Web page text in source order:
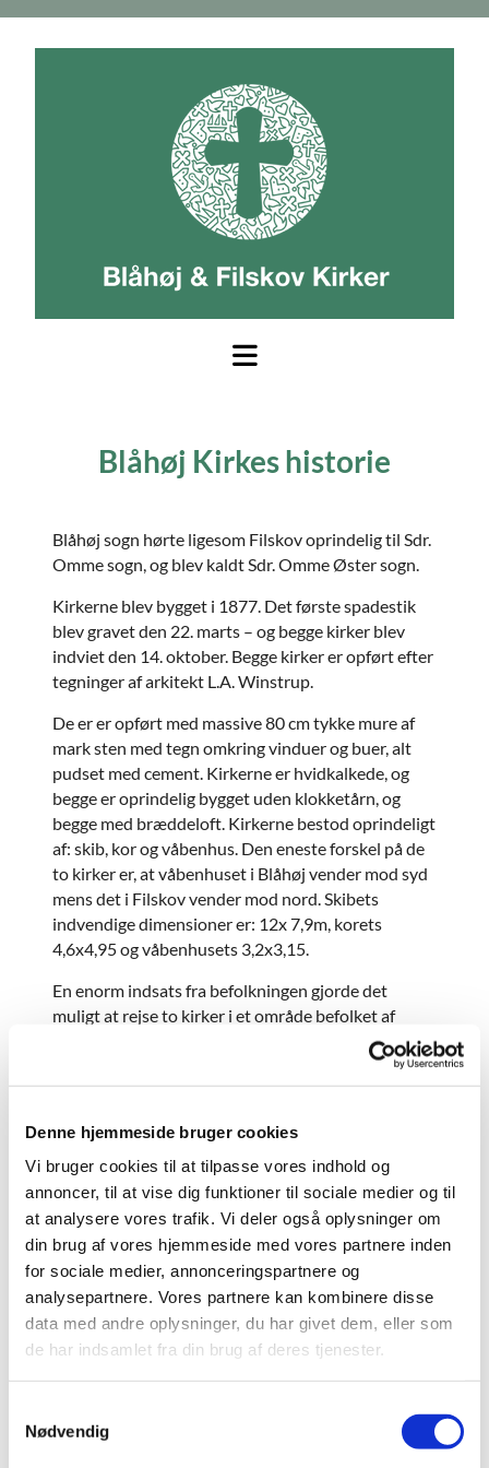
Denne hjemmeside bruger cookies
Vi bruger cookies til at tilpasse vores indhold og
annoncer, til at vise dig funktioner til sociale medier og til
at analysere vores trafik. Vi deler også oplysninger om
din brug af vores hjemmeside med vores partnere inden
for sociale medier, annonceringspartnere og
analysepartnere. Vores partnere kan kombinere disse
data med andre oplysninger, du har givet dem, eller som
de har indsamlet fra din brug af deres tjenester.
Nødvendig
Blåhøj Kirkes historie
Blåhøj sogn hørte ligesom Filskov oprindelig til Sdr.
Omme sogn, og blev kaldt Sdr. Omme Øster sogn.
Kirkerne blev bygget i 1877. Det første spadestik
blev gravet den 22. marts – og begge kirker blev
indviet den 14. oktober. Begge kirker er opført efter
tegninger af arkitekt L.A. Winstrup.
De er er opført med massive 80 cm tykke mure af
mark sten med tegn omkring vinduer og buer, alt
pudset med cement. Kirkerne er hvidkalkede, og
begge er oprindelig bygget uden klokketårn, og
begge med bræddeloft. Kirkerne bestod oprindeligt
af: skib, kor og våbenhus. Den eneste forskel på de
to kirker er, at våbenhuset i Blåhøj vender mod syd
mens det i Filskov vender mod nord. Skibets
indvendige dimensioner er: 12x 7,9m, korets
4,6x4,95 og våbenhusets 3,2x3,15.
En enorm indsats fra befolkningen gjorde det
muligt at rejse to kirker i et område befolket af
hede-bønder. Egnens bønder kørte mark sten til
byggeriet. De større gårde stillede en dag om ugen
en karl og et spand heste til rådighed under
Sdr. Omme sogn indtil 1. januar 1911, hvor de blev
selvstændige sognekirker i samme pastorat.
Blåhøj kirke fik sit navn fra den høj, den blev bygget
på. Sandsynligvis har højen været bevokset med
blåbær.
Den første altertavle, der nu hænger som billede i
skibet, forestiller Martha og Maria. Den er en kopi
af A. Dorph. Den nuværende altertavle er et maleri,
Jerichau Baumann, og hedder: ”De kristelige